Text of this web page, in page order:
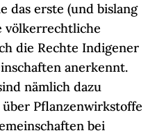
das erste (und bislang
völkerrechtliche
die Rechte Indigener
anerkennt.
nämlich dazu
Pflanzenwirkstoffe
bei